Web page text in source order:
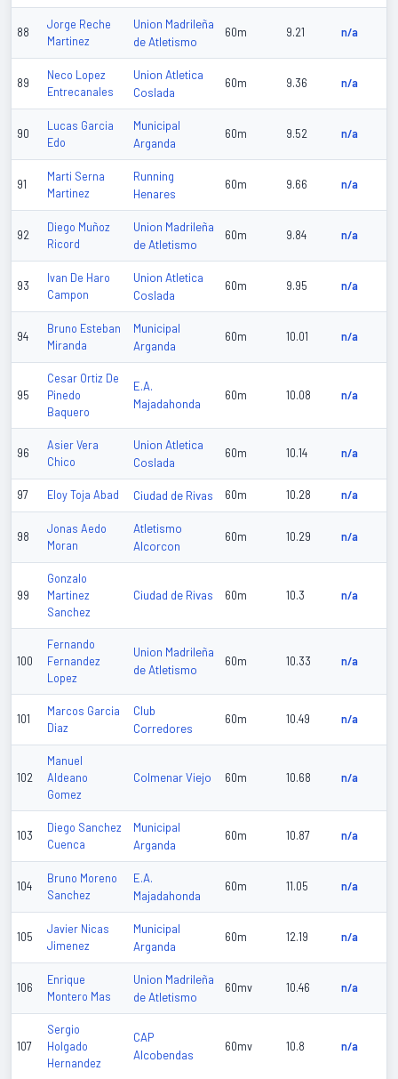
88
Jorge Reche
Martinez
Union Madrileña
de Atletismo
60m 9.21 n/a
89
Neco Lopez
Entrecanales
Union Atletica
Coslada
60m 9.36 n/a
90
Lucas Garcia
Edo
Municipal
Arganda
60m 9.52 n/a
91
Marti Serna
Martinez
Running
Henares
60m 9.66 n/a
92
Diego Muñoz
Ricord
Union Madrileña
de Atletismo
60m 9.84 n/a
93
Ivan De Haro
Campon
Union Atletica
Coslada
60m 9.95 n/a
94
Bruno Esteban
Miranda
Municipal
Arganda
60m 10.01 n/a
95
Cesar Ortiz De
Pinedo
Baquero
E.A.
Majadahonda
60m 10.08 n/a
96
Asier Vera
Chico
Union Atletica
Coslada
60m 10.14 n/a
97 Eloy Toja Abad Ciudad de Rivas 60m 10.28 n/a
98
Jonas Aedo
Moran
Atletismo
Alcorcon
60m 10.29 n/a
99
Gonzalo
Martinez
Sanchez
Ciudad de Rivas 60m 10.3 n/a
100
Fernando
Fernandez
Lopez
Union Madrileña
de Atletismo
60m 10.33 n/a
101
Marcos Garcia
Diaz
Club
Corredores
60m 10.49 n/a
102
Manuel
Aldeano
Gomez
Colmenar Viejo 60m 10.68 n/a
103
Diego Sanchez
Cuenca
Municipal
Arganda
60m 10.87 n/a
104
Bruno Moreno
Sanchez
E.A.
Majadahonda
60m 11.05 n/a
105
Javier Nicas
Jimenez
Municipal
Arganda
60m 12.19 n/a
106
Enrique
Montero Mas
Union Madrileña
de Atletismo
60mv 10.46 n/a
107
Sergio
Holgado
Hernandez
CAP
Alcobendas
60mv 10.8 n/a